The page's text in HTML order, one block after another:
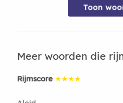
Toon
Meer woorden die
Rijmscore ★★★★